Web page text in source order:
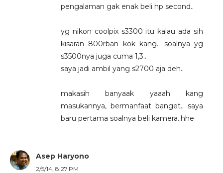
pengalaman gak enak beli hp second..
yg nikon coolpix s3300 itu kalau ada sih
kisaran 800rban kok kang.. soalnya yg
s3500nya juga cuma 1,3..
saya jadi ambil yang s2700 aja deh..
makasih banyaak yaaah kang
masukannya, bermanfaat banget.. saya
baru pertama soalnya beli kamera..hhe
Asep Haryono
2/5/14, 8:27 PM